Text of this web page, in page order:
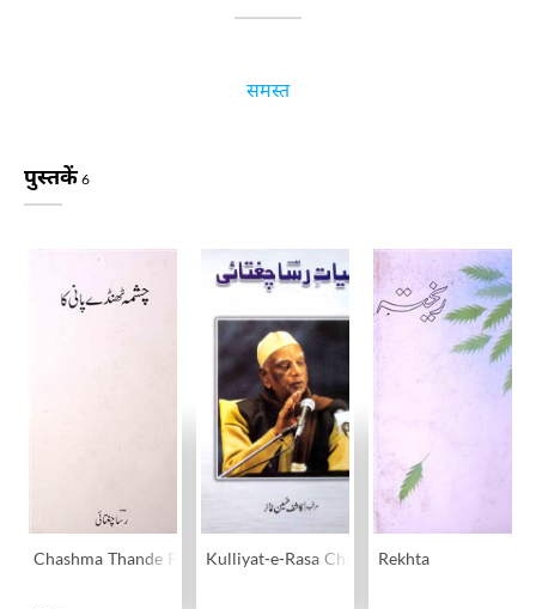
समस्त
पुस्तकें 6
Chashma Thande Pani KaKulliyat-e-Rasa ChughtaiRekhta